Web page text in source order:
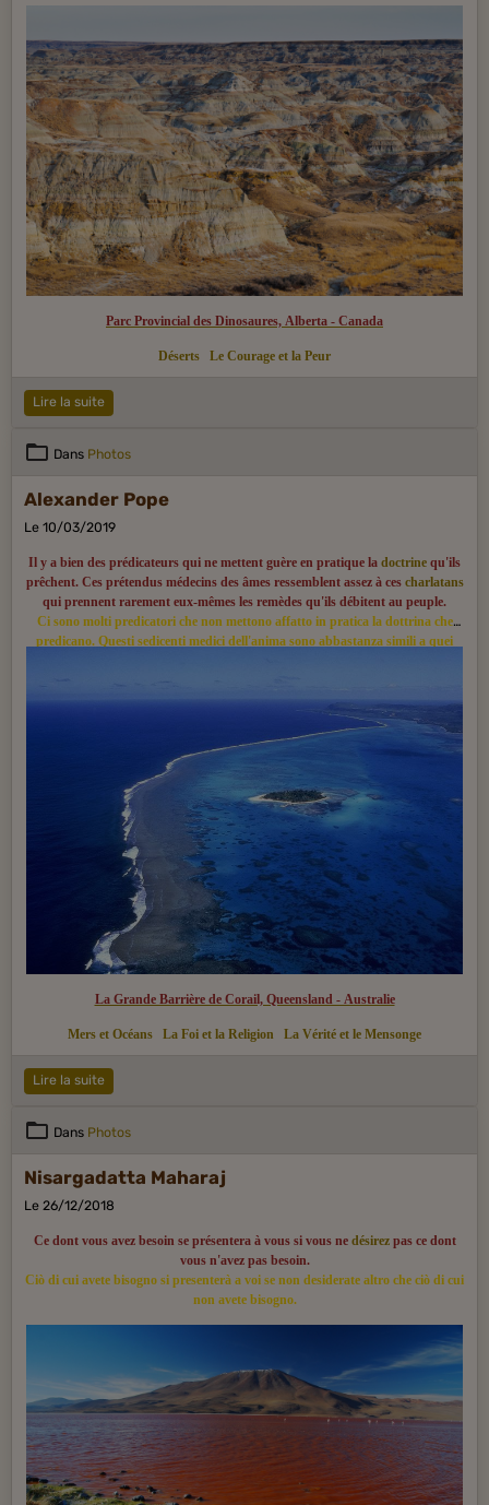
Parc Provincial des Dinosaures, Alberta - Canada
Déserts Le Courage et la Peur
Lire la suite
Dans Photos
Alexander Pope
Le 10/03/2019
Il y a bien des prédicateurs qui ne mettent guère en pratique la doctrine qu'ils
prêchent. Ces prétendus médecins des âmes ressemblent assez à ces charlatans
qui prennent rarement eux-mêmes les remèdes qu'ils débitent au peuple.
Ci sono molti predicatori che non mettono affatto in pratica la dottrina che
predicano. Questi sedicenti medici dell'anima sono abbastanza simili a quei
La Grande Barrière de Corail, Queensland - Australie
Mers et Océans La Foi et la Religion La Vérité et le Mensonge
Lire la suite
Dans Photos
Nisargadatta Maharaj
Le 26/12/2018
Ce dont vous avez besoin se présentera à vous si vous ne désirezpas ce dont
vous n'avez pas besoin.
Ciò di cui avete bisogno si presenterà a voi se non desiderate altro che ciò di cui
non avete bisogno.